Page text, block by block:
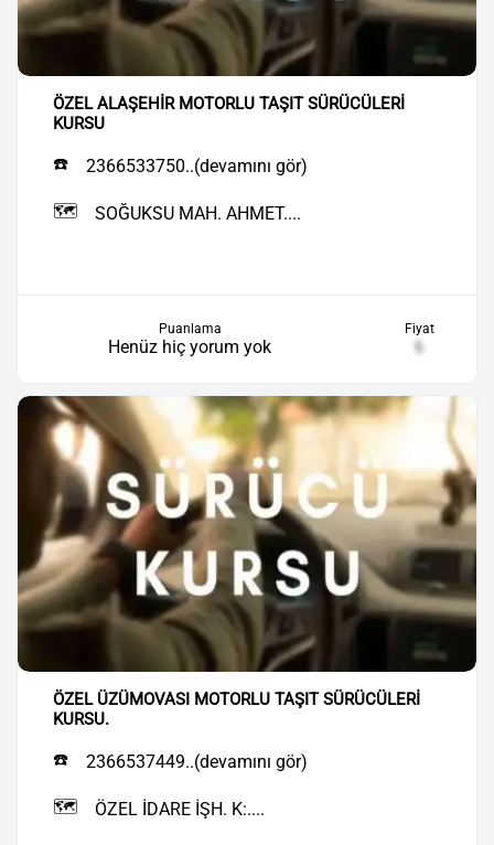
ÖZEL ALAŞEHİR MOTORLU TAŞIT SÜRÜCÜLERİ
KURSU
☎️ 2366533750..(devamını gör)
🗺️ SOĞUKSU MAH. AHMET....
Puanlama
Henüz hiç yorum yok
Fiyat
₺
ÖZEL ÜZÜMOVASI MOTORLU TAŞIT SÜRÜCÜLERİ
KURSU.
☎️ 2366537449..(devamını gör)
🗺️ ÖZEL İDARE İŞH. K:....